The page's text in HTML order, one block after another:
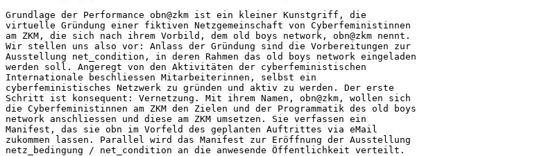
Grundlage der Performance obn@zkm ist ein kleiner Kunstgriff, die
virtuelle Gründung einer fiktiven Netzgemeinschaft von Cyberfeministinnen
am ZKM, die sich nach ihrem Vorbild, dem old boys network, obn@zkm nennt.
Wir stellen uns also vor: Anlass der Gründung sind die Vorbereitungen zur
Ausstellung net_condition, in deren Rahmen das old boys network eingeladen
werden soll. Angeregt von den Aktivitäten der cyberfeministischen
Internationale beschliessen Mitarbeiterinnen, selbst ein
cyberfeministisches Netzwerk zu gründen und aktiv zu werden. Der erste
Schritt ist konsequent: Vernetzung. Mit ihrem Namen, obn@zkm, wollen sich
die Cyberfeministinnen am ZKM den Zielen und der Programmatik des old boys
network anschliessen und diese am ZKM umsetzen. Sie verfassen ein
Manifest, das sie obn im Vorfeld des geplanten Auftrittes via eMail
zukommen lassen. Parallel wird das Manifest zur Eröffnung der Ausstellung
netz_bedingung / net_condition an die anwesende Öffentlichkeit verteilt.